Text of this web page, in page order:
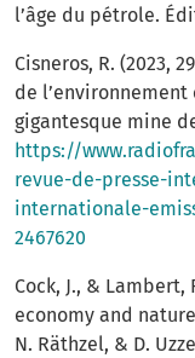
l’âge du pétrole.
Cisneros, R. (2023,
de
gigantesque mine
https://
revue-de-presse-
internationale-
2467620
Cock, J., &
economy and
N. Räthzel, & D.